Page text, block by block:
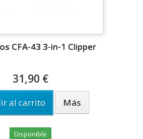
CFA-43 3-in-1 Clipper
31,90 €
al carrito Más
Disponible